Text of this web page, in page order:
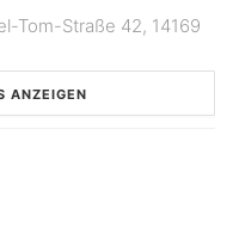
Tom-Straße 42, 14169
ANZEIGEN